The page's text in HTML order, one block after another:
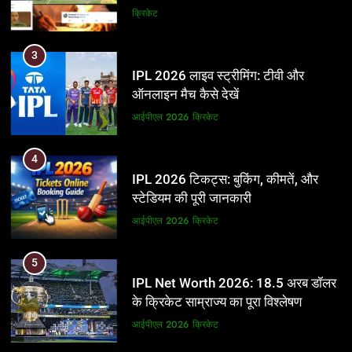
और BCCI पर लगाए गंभीर आरोप
क्रिकेट
3
IPL 2026 लाइव स्ट्रीमिंग: टीवी और
ऑनलाइन मैच कैसे देखें
आईपीएल 2026 क्रिकेट
4
IPL 2026 टिकट्स: बुकिंग, कीमतें, और
स्टेडियम की पूरी जानकारी
आईपीएल 2026 क्रिकेट
5
IPL Net Worth 2026: 18.5 अरब डॉलर
के क्रिकेट साम्राज्य का पूरा विश्लेषण
आईपीएल 2026 क्रिकेट